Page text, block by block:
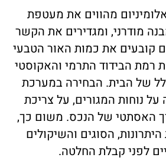
מהווים את מעטפת
מודרני, ומגדירים את הקשר
קובעים את כמות האור הטבעי
רמת הבידוד התרמי והאקוסטי
של הבית. הבחירה במערכת
נוחות המגורים, על צריכת
האסתטי של הנכס. משום כך,
הסוגים והשיקולים
לפני קבלת החלטה.